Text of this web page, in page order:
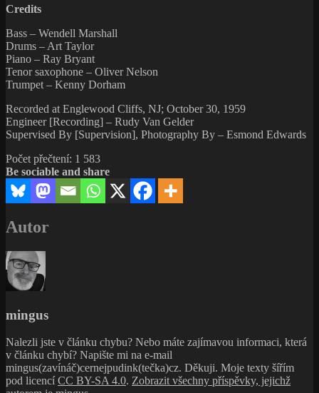
Credits
Bass – Wendell Marshall
Drums – Art Taylor
Piano – Ray Bryant
Tenor saxophone – Oliver Nelson
Trumpet – Kenny Dorham
Recorded at Englewood Cliffs, NJ; October 30, 1959
Engineer [Recording] – Rudy Van Gelder
Supervised By [Supervision], Photography By – Esmond Edwards
Počet přečtení: 1 583
Be sociable and share
Autor
mingus
Nalezli jste v článku chybu? Nebo máte zajímavou informaci, která
v článku chybí? Napište mi na e-mail
mingus(zavínáč)cernejpudink(tečka)cz. Děkuji. Moje texty šířím
pod licencí CC BY-SA 4.0. Zobrazit všechny příspěvky, jejichž